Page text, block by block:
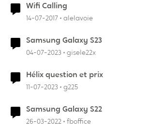
Wifi Calling
14-07-2017 alelavoie
Samsung Galaxy S23
04-07-2023 gisele22x
Hélix question et prix
11-07-2023 g225
Samsung Galaxy S22
26-03-2022 fboffice